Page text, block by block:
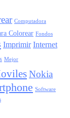
Computadora
Colorear Fondos
Imprimir Internet
Mejor
Nokia
Software